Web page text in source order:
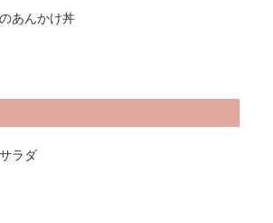
あんかけ丼
ラダ